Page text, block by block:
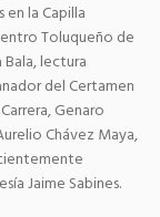
la Capilla
Toluqueño de
Bala, lectura
del Certamen
Genaro
Chávez Maya,
Jaime Sabines.